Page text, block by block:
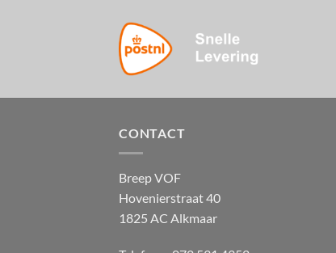
CONTACT
Breep VOF
Hovenierstraat 40
1825 AC Alkmaar